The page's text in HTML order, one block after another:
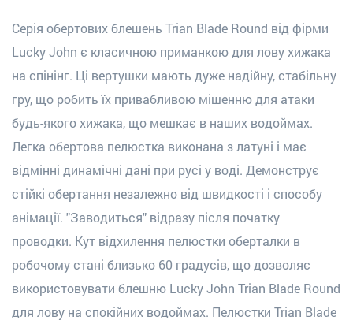
Серія обертових блешень Trian Blade Round від фірми
Lucky John є класичною приманкою для лову хижака
на спінінг. Ці вертушки мають дуже надійну, стабільну
гру, що робить їх привабливою мішенню для атаки
будь-якого хижака, що мешкає в наших водоймах.
Легка обертова пелюстка виконана з латуні і має
відмінні динамічні дані при русі у воді. Демонструє
стійкі обертання незалежно від швидкості і способу
анімації. "Заводиться" відразу після початку
проводки. Кут відхилення пелюстки оберталки в
робочому стані близько 60 градусів, що дозволяє
використовувати блешню Lucky John Trian Blade Round
для лову на спокійних водоймах. Пелюстки Trian Blade